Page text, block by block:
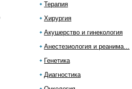
Терапия
Хирургия
Акушерство и гинекология
Анестезиология и реанима...
Генетика
Диагностика